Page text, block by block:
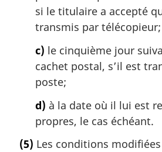
si le titulaire a accepté
transmis par télécopieur;
c) le cinquième jour
cachet postal, s’il est
poste;
d) à la date où il lui est
propres, le cas échéant.
(5) Les conditions